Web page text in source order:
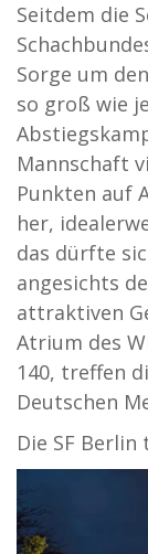
Seitdem die
Sorge um
so groß wie
Mannschaft
Punkten auf
her,
das dürfte
angesichts
attraktiven
Atrium des
140, treffen
Deutschen
Die SF